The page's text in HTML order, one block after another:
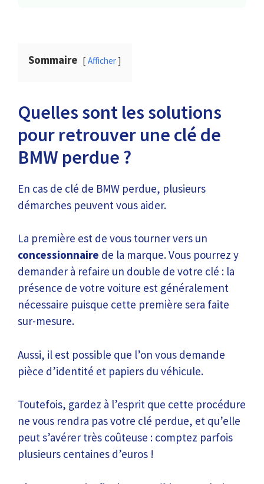
Sommaire Afficher
Quelles sont les solutions
pour retrouver une clé de
BMW perdue ?
En cas de clé de BMW perdue, plusieurs
démarches peuvent vous aider.
La première est de vous tourner vers un
concessionnaire de la marque. Vous pourrez y
demander à refaire un double de votre clé : la
présence de votre voiture est généralement
nécessaire puisque cette première sera faite
sur-mesure.
Aussi, il est possible que l’on vous demande
pièce d’identité et papiers du véhicule.
Toutefois, gardez à l’esprit que cette procédure
ne vous rendra pas votre clé perdue, et qu’elle
peut s’avérer très coûteuse : comptez parfois
plusieurs centaines d’euros !